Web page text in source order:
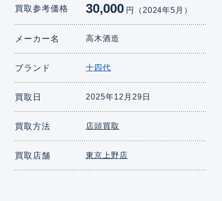
買取参考価格 30,000 円（2024年5月）
メーカー名 高木酒造
ブランド 十四代
買取日 2025年12月29日
買取方法 店頭買取
買取店舗 東京上野店